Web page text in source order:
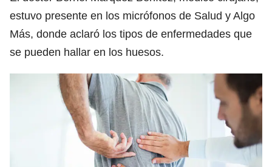
estuvo presente en los micrófonos de Salud y Algo
Más, donde aclaró los tipos de enfermedades que
se pueden hallar en los huesos.